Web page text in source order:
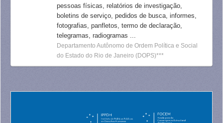
pessoas físicas, relatórios de investigação,
boletins de serviço, pedidos de busca, informes,
fotografias, panfletos, termo de declaração,
telegramas, radiogramas ...
Departamento Autônomo de Ordem Política e Social
do Estado do Rio de Janeiro (DOPS)***